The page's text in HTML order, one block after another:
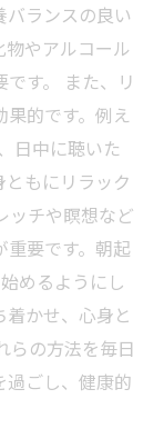
バランスの良い
やアルコール
す。 また、リ
的です。例え
日中に聴いた
もにリラック
ッチや瞑想など
要です。朝起
めるようにし
かせ、心身と
らの方法を毎日
過ごし、健康的